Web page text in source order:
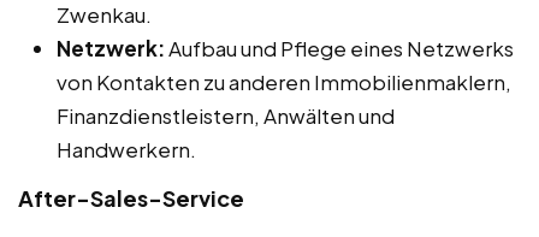
Zwenkau.
Netzwerk:Aufbau und Pflege eines Netzwerks
von Kontakten zu anderen Immobilienmaklern,
Finanzdienstleistern, Anwälten und
Handwerkern.
After-Sales-Service